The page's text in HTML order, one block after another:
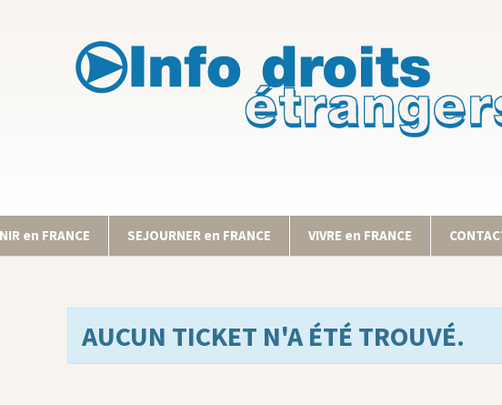
en FRANCE SEJOURNER en FRANCE VIVRE en FRANCE
AUCUN TICKET N'A ÉTÉ TROUVÉ.